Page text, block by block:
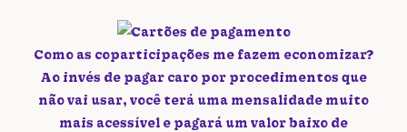
Como as coparticipações me fazem economizar?
Ao invés de pagar caro por procedimentos que
não vai usar, você terá uma mensalidade muito
mais acessível e pagará um valor baixo de